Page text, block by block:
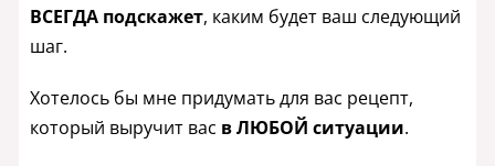
ВСЕГДА подскажет, каким будет ваш следующий
шаг.
Хотелось бы мне придумать для вас рецепт,
который выручит вас в ЛЮБОЙ ситуации.